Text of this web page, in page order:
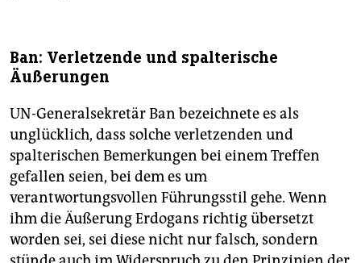
Ban: Verletzende und spalterische
Äußerungen
UN-Generalsekretär Ban bezeichnete es als
unglücklich, dass solche verletzenden und
spalterischen Bemerkungen bei einem Treffen
gefallen seien, bei dem es um
verantwortungsvollen Führungsstil gehe. Wenn
ihm die Äußerung Erdogans richtig übersetzt
worden sei, sei diese nicht nur falsch, sondern